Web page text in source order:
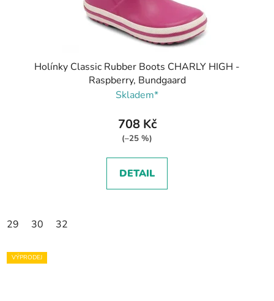
Holínky Classic Rubber Boots CHARLY HIGH -
Raspberry, Bundgaard
Skladem*
708 Kč
(–25 %)
DETAIL
29 30 32
VÝPRODEJ